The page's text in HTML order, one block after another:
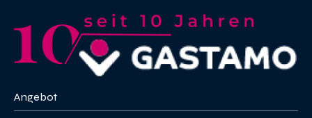
Angebot